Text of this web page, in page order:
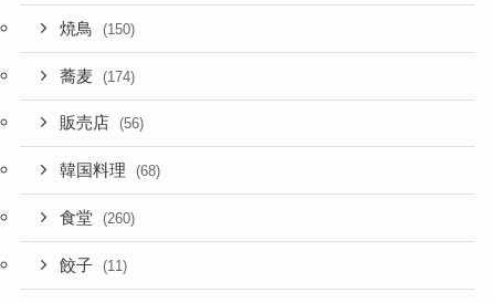
焼鳥 (150)
蕎麦 (174)
販売店 (56)
韓国料理 (68)
食堂 (260)
餃子 (11)